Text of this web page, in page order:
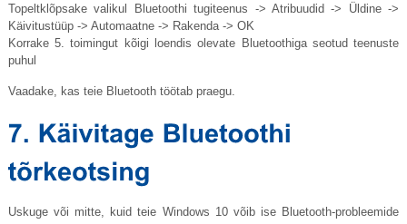
Topeltklõpsake valikul Bluetoothi ​​tugiteenus -> Atribuudid -> Üldine ->
Käivitustüüp -> Automaatne -> Rakenda -> OK
Korrake 5. toimingut kõigi loendis olevate Bluetoothiga seotud teenuste
puhul
Vaadake, kas teie Bluetooth töötab praegu.
Uskuge või mitte, kuid teie Windows 10 võib ise Bluetooth-probleemide